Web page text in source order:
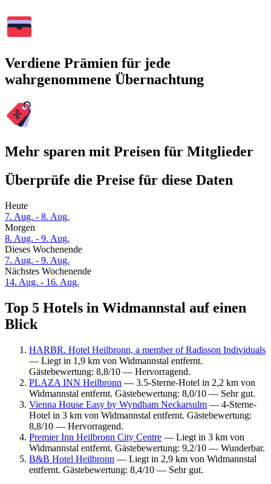
Verdiene Prämien für jede
wahrgenommene Übernachtung
Mehr sparen mit Preisen für Mitglieder
Überprüfe die Preise für diese Daten
Heute
7. Aug. - 8. Aug.
Morgen
8. Aug. - 9. Aug.
Dieses Wochenende
7. Aug. - 9. Aug.
Nächstes Wochenende
14. Aug. - 16. Aug.
Top 5 Hotels in Widmannstal auf einen
Blick
HARBR. Hotel Heilbronn, a member of Radisson Individuals
— Liegt in 1,9 km von Widmannstal entfernt.
Gästebewertung: 8,8/10 — Hervorragend.
PLAZA INN Heilbronn — 3.5-Sterne-Hotel in 2,2 km von
Widmannstal entfernt. Gästebewertung: 8,0/10 — Sehr gut.
Vienna House Easy by Wyndham Neckarsulm — 4-Sterne-
Hotel in 3 km von Widmannstal entfernt. Gästebewertung:
8,8/10 — Hervorragend.
Premier Inn Heilbronn City Centre — Liegt in 3 km von
Widmannstal entfernt. Gästebewertung: 9,2/10 — Wunderbar.
B&B Hotel Heilbronn — Liegt in 2,9 km von Widmannstal
entfernt. Gästebewertung: 8,4/10 — Sehr gut.